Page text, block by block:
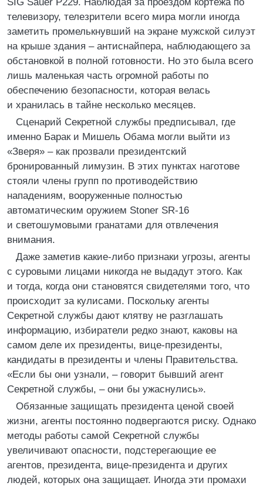
телевизору, телезрители всего мира могли иногда
заметить промелькнувший на экране мужской силуэт
на крыше здания – антиснайпера, наблюдающего за
обстановкой в полной готовности. Но это была всего
лишь маленькая часть огромной работы по
обеспечению безопасности, которая велась
и хранилась в тайне несколько месяцев.
Сценарий Секретной службы предписывал, где
именно Барак и Мишель Обама могли выйти из
«Зверя» – как прозвали президентский
бронированный лимузин. В этих пунктах наготове
стояли члены групп по противодействию
нападениям, вооруженные полностью
автоматическим оружием Stoner SR-16
и светошумовыми гранатами для отвлечения
внимания.
Даже заметив какие-либо признаки угрозы, агенты
с суровыми лицами никогда не выдадут этого. Как
и тогда, когда они становятся свидетелями того, что
происходит за кулисами. Поскольку агенты
Секретной службы дают клятву не разглашать
информацию, избиратели редко знают, каковы на
самом деле их президенты, вице-президенты,
кандидаты в президенты и члены Правительства.
«Если бы они узнали, – говорит бывший агент
Секретной службы, – они бы ужаснулись».
Обязанные защищать президента ценой своей
жизни, агенты постоянно подвергаются риску. Однако
методы работы самой Секретной службы
увеличивают опасности, подстерегающие ее
агентов, президента, вице-президента и других
людей, которых она защищает. Иногда эти промахи